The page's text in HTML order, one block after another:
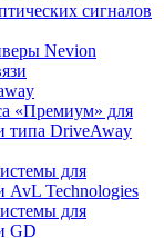
сигналов
Nevion
«Премиум» для
типа DriveAway
для
AvL Technologies
для
GD